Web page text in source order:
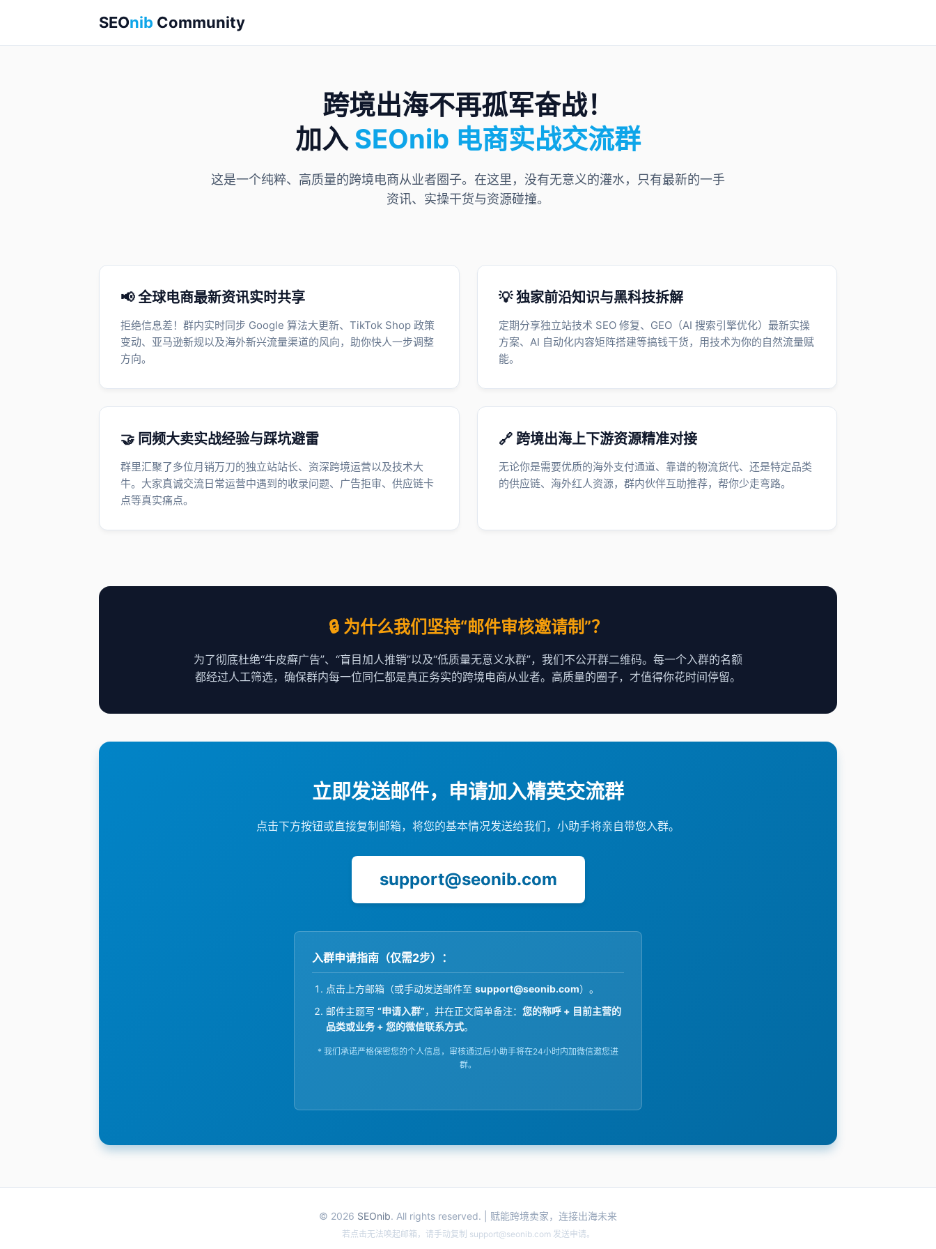
SEOnib Community
跨境出海不再孤军奋战！
加入SEOnib 电商实战交流群
这是一个纯粹、高质量的跨境电商从业者圈子。在这里，没有无意义的灌水，只有最新的一手
资讯、实操干货与资源碰撞。
📢 全球电商最新资讯实时共享
拒绝信息差！群内实时同步 Google 算法大更新、TikTok Shop 政策
变动、亚马逊新规以及海外新兴流量渠道的风向，助你快人一步调整
方向。
💡 独家前沿知识与黑科技拆解
定期分享独立站技术 SEO 修复、GEO（AI 搜索引擎优化）最新实操
方案、AI 自动化内容矩阵搭建等搞钱干货，用技术为你的自然流量赋
能。
🤝 同频大卖实战经验与踩坑避雷
群里汇聚了多位月销万刀的独立站站长、资深跨境运营以及技术大
牛。大家真诚交流日常运营中遇到的收录问题、广告拒审、供应链卡
点等真实痛点。
🔗 跨境出海上下游资源精准对接
无论你是需要优质的海外支付通道、靠谱的物流货代、还是特定品类
的供应链、海外红人资源，群内伙伴互助推荐，帮你少走弯路。
🔒 为什么我们坚持“邮件审核邀请制”？
为了彻底杜绝“牛皮癣广告”、“盲目加人推销”以及“低质量无意义水群”，我们不公开群二维码。每一个入群的名额
都经过人工筛选，确保群内每一位同仁都是真正务实的跨境电商从业者。高质量的圈子，才值得你花时间停留。
立即发送邮件，申请加入精英交流群
点击下方按钮或直接复制邮箱，将您的基本情况发送给我们，小助手将亲自带您入群。
support@seonib.com
入群申请指南（仅需2步）：
点击上方邮箱（或手动发送邮件至 support@seonib.com）。
邮件主题写 “申请入群”，并在正文简单备注： 您的称呼 + 目前主营的
品类或业务 + 您的微信联系方式。
* 我们承诺严格保密您的个人信息，审核通过后小助手将在24小时内加微信邀您进
群。
© 2026 SEOnib. All rights reserved. | 赋能跨境卖家，连接出海未来
若点击无法唤起邮箱，请手动复制 support@seonib.com发送申请。